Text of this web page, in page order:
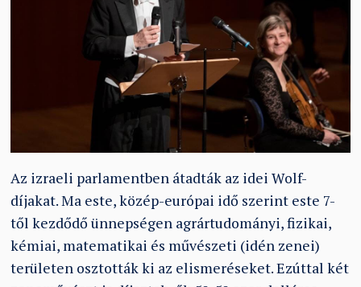
Az izraeli parlamentben átadták az idei Wolf-
díjakat. Ma este, közép-európai idő szerint este 7-
től kezdődő ünnepségen agrártudományi, fizikai,
kémiai, matematikai és művészeti (idén zenei)
területen osztották ki az elismeréseket. Ezúttal két